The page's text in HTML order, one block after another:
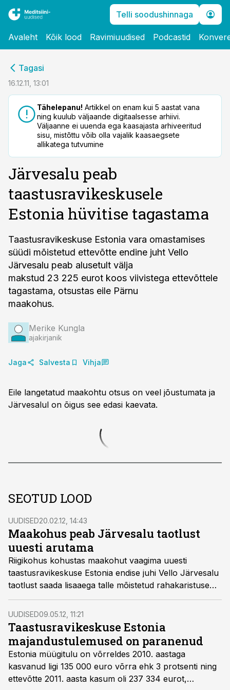
Telli soodushinnaga
Avaleht Kõik lood Ravimiuudised Podcastid
Tagasi
16.12.11, 13:01
Tähelepanu! Artikkel on enam kui 5 aastat vana
ning kuulub väljaande digitaalsesse arhiivi.
Väljaanne ei uuenda ega kaasajasta arhiveeritud
sisu, mistõttu võib olla vajalik kaasaegsete
allikatega tutvumine
Järvesalu peab
taastusravikeskusele
Estonia hüvitise tagastama
Taastusravikeskuse Estonia vara omastamises
süüdi mõistetud ettevõtte endine juht Vello
Järvesalu peab alusetult välja
makstud 23 225 eurot koos viivistega ettevõttele
tagastama, otsustas eile Pärnu
maakohus.
Merike Kungla
ajakirjanik
Jaga Salvesta Vihja
Eile langetatud maakohtu otsus on veel jõustumata ja
Järvesalul on õigus see edasi kaevata.
SEOTUD LOOD
UUDISED20.02.12, 14:43
Maakohus peab Järvesalu taotlust
uuesti arutama
Riigikohus kohustas maakohut vaagima uuesti
taastusravikeskuse Estonia endise juhi Vello Järvesalu
taotlust saada lisaaega talle mõistetud rahakaristuse
täitmiseks, kirjutas ERR Uudised.
UUDISED09.05.12, 11:21
Taastusravikeskuse Estonia
majandustulemused on paranenud
Estonia müügitulu on võrreldes 2010. aastaga
kasvanud ligi 135 000 euro võrra ehk 3 protsenti ning
ettevõtte 2011. aasta kasum oli 237 334 eurot,